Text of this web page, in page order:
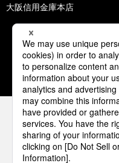
大阪信用金庫本店
1 2
パナソニックの